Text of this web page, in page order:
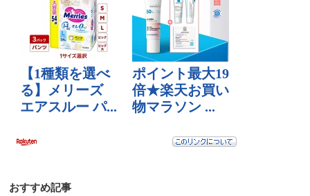
おすすめ記事